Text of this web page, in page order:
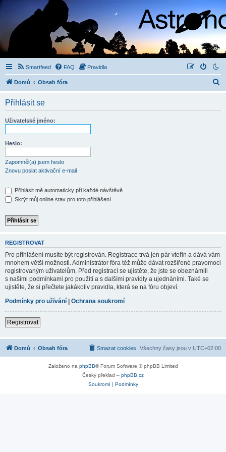
Smartfeed FAQ Pravidla
Domů Obsah fóra
Přihlásit se
Uživatelské jméno:
Heslo:
Zapomněl(a) jsem heslo
Znovu poslat aktivační e-mail
Přihlásit mě automaticky při každé návštěvě
Skrýt můj online stav pro toto přihlášení
REGISTROVAT
Pro přihlášení musíte být registrován. Registrace trvá jen pár vteřin a dává vám
mnohem větší možnosti. Administrátor fóra též může dávat rozšířené pravomoci
registrovaným uživatelům. Před registrací se ujistěte, že jste se obeznámili
s našimi podmínkami pro použití a s dalšími pravidly a ujednáními. Také se
ujistěte, že si přečtete jakákoliv pravidla, která se na fóru objeví.
Podmínky pro užívání | Ochrana soukromí
Registrovat
Domů Obsah fóra Všechny časy jsou v UTC+02:00
Smazat cookies
Založeno na phpBB® Forum Software © phpBB Limited
Český překlad – phpBB.cz
Soukromí| Podmínky